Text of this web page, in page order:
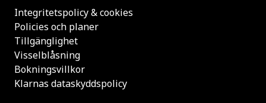
Integritetspolicy & cookies
Policies och planer
Tillgänglighet
Visselblåsning
Bokningsvillkor
Klarnas dataskyddspolicy